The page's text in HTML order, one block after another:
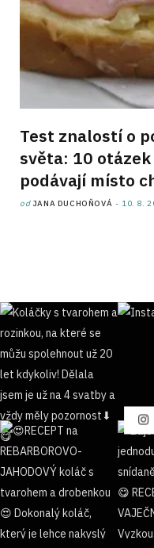
Test znalostí o
světa: 10
podávají místo
od JANA DUCHOŇOVÁ 10. 8.